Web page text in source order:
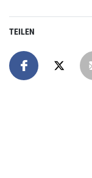
TEILEN